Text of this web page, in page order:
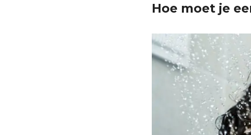
Hoe moet je